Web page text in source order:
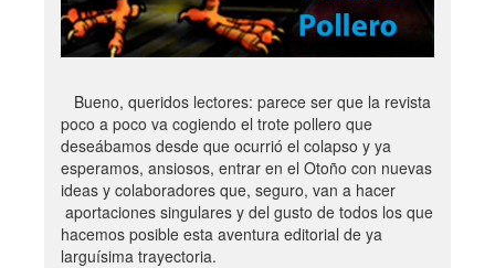
Bueno, queridos lectores: parece ser que la revista
poco a poco va cogiendo el trote pollero que
deseábamos desde que ocurrió el colapso y ya
esperamos, ansiosos, entrar en el Otoño con nuevas
ideas y colaboradores que, seguro, van a hacer
aportaciones singulares y del gusto de todos los que
hacemos posible esta aventura editorial de ya
larguísima trayectoria.